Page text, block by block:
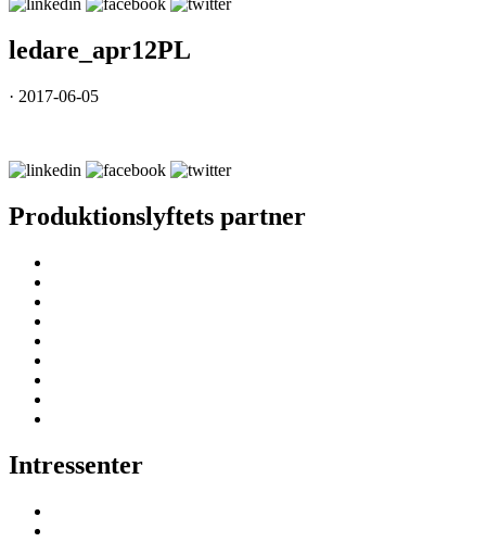
ledare_apr12PL
· 2017-06-05
Produktionslyftets partner
Intressenter